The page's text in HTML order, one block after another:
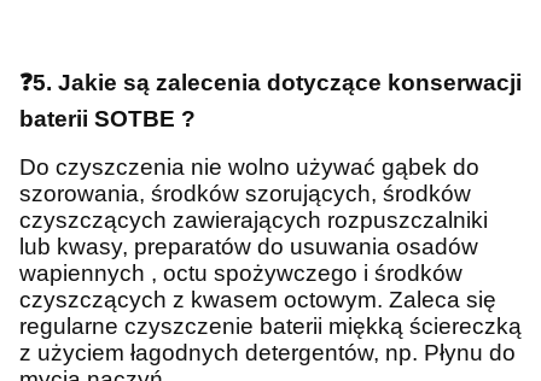
❓5. Jakie są zalecenia dotyczące konserwacji
baterii SOTBE ?
Do czyszczenia nie wolno używać gąbek do
szorowania, środków szorujących, środków
czyszczących zawierających rozpuszczalniki
lub kwasy, preparatów do usuwania osadów
wapiennych , octu spożywczego i środków
czyszczących z kwasem octowym. Zaleca się
regularne czyszczenie baterii miękką ściereczką
z użyciem łagodnych detergentów, np. Płynu do